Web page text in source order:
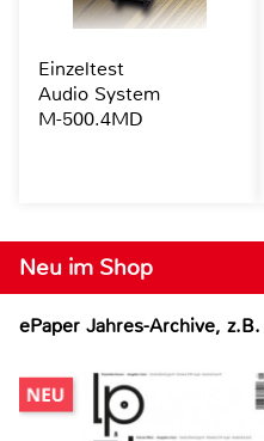
Neu im Shop
ePaper Jahres-Archive,
Einzeltest
Audio System
M-500.4MD